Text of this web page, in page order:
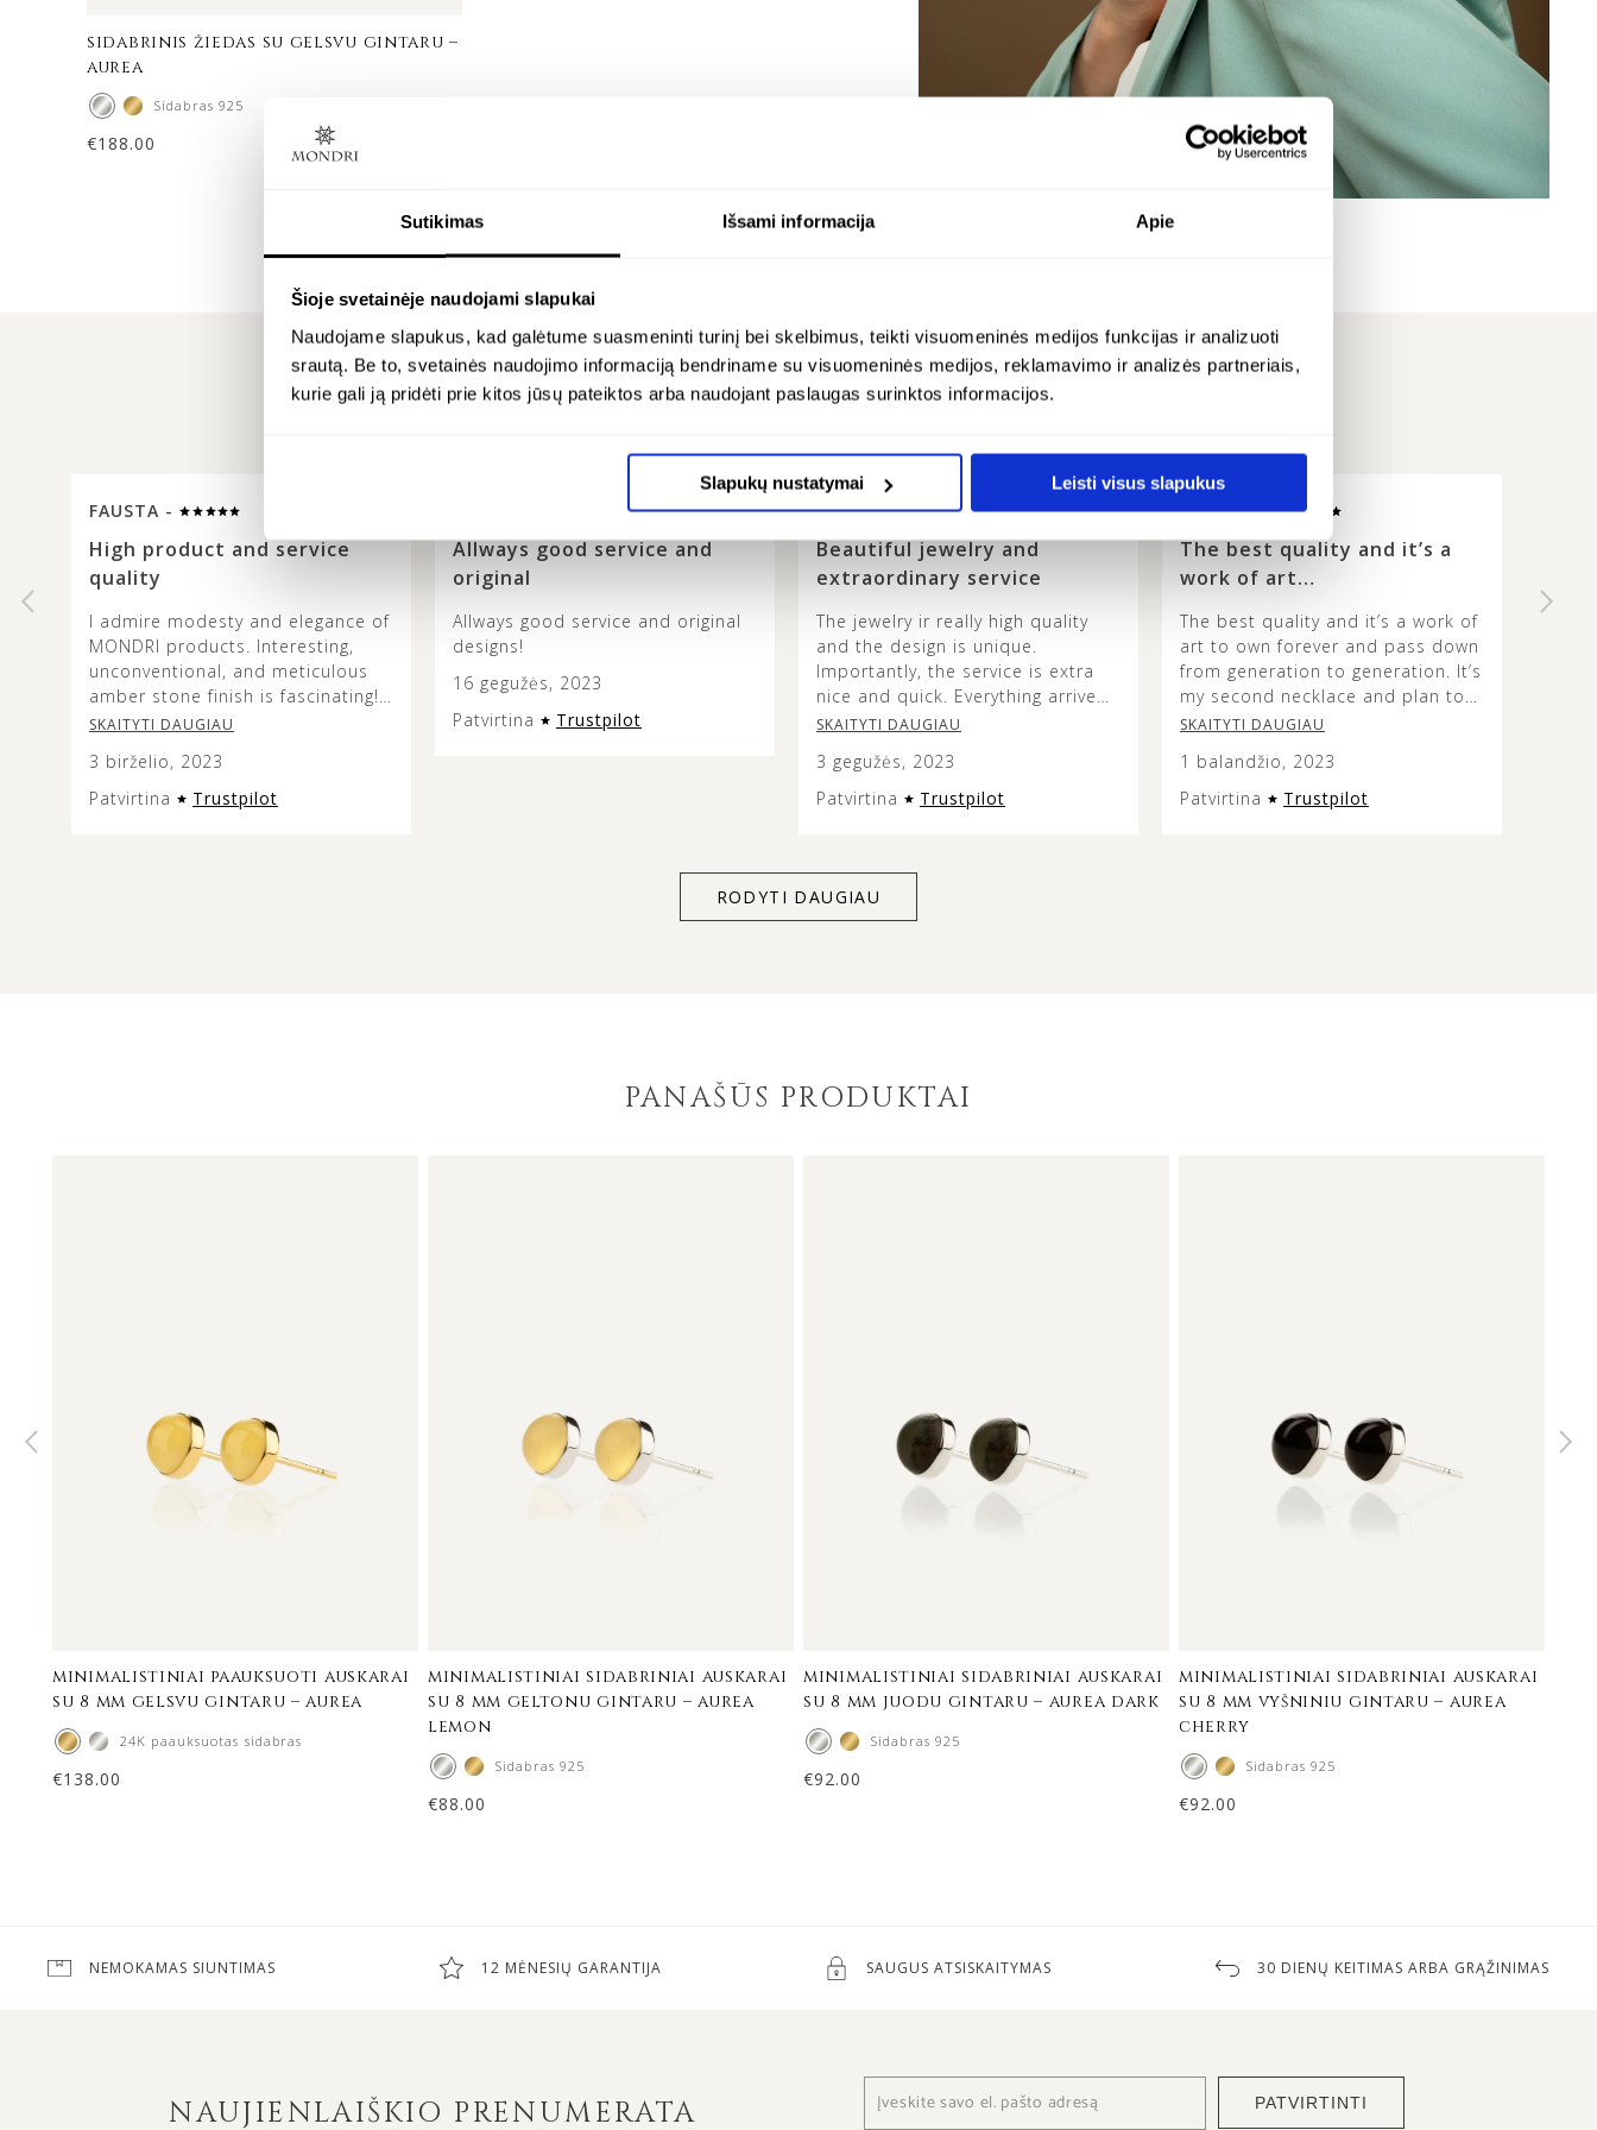
Sutikimas Išsami informacija Apie
Šioje svetainėje naudojami slapukai
Naudojame slapukus, kad galėtume suasmeninti turinį bei skelbimus, teikti visuomeninės medijos funkcijas ir analizuoti
srautą. Be to, svetainės naudojimo informaciją bendriname su visuomeninės medijos, reklamavimo ir analizės partneriais,
kurie gali ją pridėti prie kitos jūsų pateiktos arba naudojant paslaugas surinktos informacijos.
Slapukų nustatymai Leisti visus slapukus
Siuntimas
sidabrinis žiedas su gelsvu gintaru –
aurea
Sidabras 925
€188.00
ATSILIEPIMAI
FAUSTA -
High product and service
quality
I admire modesty and elegance of
MONDRI products. Interesting,
unconventional, and meticulous
amber stone finish is fascinating!
The colours and combinations are
see how the metal design does
not overshadow the beauty of the
SKAITYTI DAUGIAU
3 birželio, 2023
Patvirtina
Trustpilot
Allways good service and
original
Allways good service and original
designs!
16 gegužės, 2023
Patvirtina
Trustpilot
BIRUTĖ PALIAKAITĖ -
Beautiful jewelry and
extraordinary service
The jewelry ir really high quality
and the design is unique.
Importantly, the service is extra
nice and quick. Everything arrived
so fast and beautifully packaged.
SKAITYTI DAUGIAU
3 gegužės, 2023
Patvirtina
Trustpilot
ADRIANA -
The best quality and it’s a
work of art…
The best quality and it’s a work of
art to own forever and pass down
from generation to generation. It’s
my second necklace and plan to
continue getting timeless pieces
is the place. ♥️
SKAITYTI DAUGIAU
1 balandžio, 2023
Patvirtina
Trustpilot
RODYTI DAUGIAU
PANAŠŪS PRODUKTAI
minimalistiniai paauksuoti auskarai
su 8 mm gelsvu gintaru – aurea
24K paauksuotas sidabras
€138.00
minimalistiniai sidabriniai auskarai
su 8 mm geltonu gintaru – aurea
lemon
Sidabras 925
€88.00
minimalistiniai sidabriniai auskarai
su 8 mm juodu gintaru – aurea dark
Sidabras 925
€92.00
minimalistiniai sidabriniai auskarai
su 8 mm vyšniniu gintaru – aurea
cherry
Sidabras 925
€92.00
NEMOKAMAS SIUNTIMAS 12 MĖNESIŲ GARANTIJA SAUGUS ATSISKAITYMAS 30 DIENŲ KEITIMAS ARBA GRĄŽINIMAS
NAUJIENLAIŠKIO PRENUMERATA PATVIRTINTI